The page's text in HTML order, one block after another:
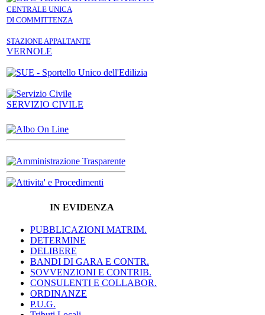
CENTRALE UNICA
DI COMMITTENZA
STAZIONE APPALTANTE
VERNOLE
SERVIZIO CIVILE
IN EVIDENZA
PUBBLICAZIONI MATRIM.
DETERMINE
DELIBERE
BANDI DI GARA E CONTR.
SOVVENZIONI E CONTRIB.
CONSULENTI E COLLABOR.
ORDINANZE
P.U.G.